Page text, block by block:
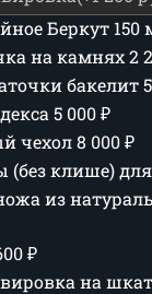
Беркут 150
на камнях2
бакелит
5 000₽
чехол8 000₽
клише)
из
₽
на